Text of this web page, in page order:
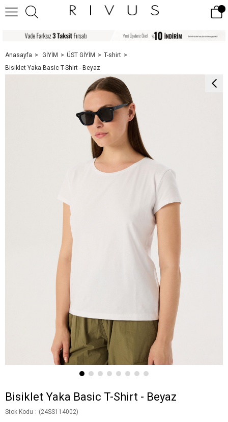
Anasayfa GİYİM ÜST GİYİM
T-shirt
Bisiklet Yaka Basic T-Shirt - Beyaz
Bisiklet Yaka Basic T-Shirt - Beyaz
Stok Kodu (24SS114002)